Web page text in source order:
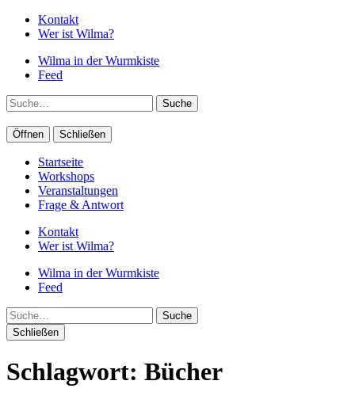
Kontakt
Wer ist Wilma?
Wilma in der Wurmkiste
Feed
Suche
Öffnen Schließen
Startseite
Workshops
Veranstaltungen
Frage & Antwort
Kontakt
Wer ist Wilma?
Wilma in der Wurmkiste
Feed
Suche
Schließen
Schlagwort: Bücher